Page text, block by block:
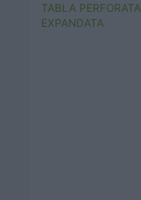
TABLA PERFORATA,
EXPANDATA